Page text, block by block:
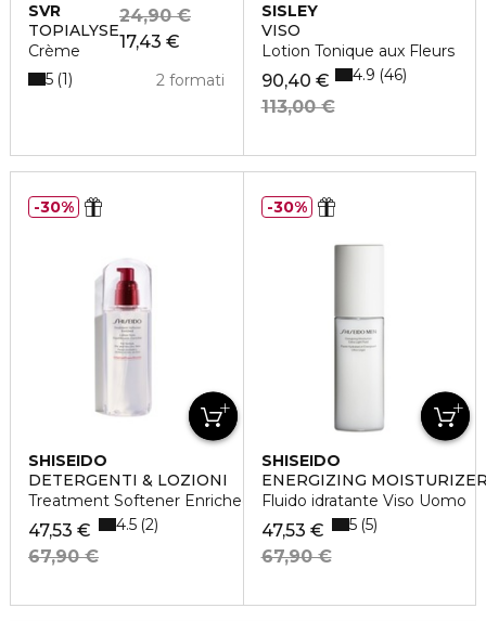
SVR
TOPIALYSE
Crème
17,43 €
24,90 €
2 formati
5 1
SISLEY
VISO
Lotion Tonique aux Fleurs
90,40 €
113,00 €
4.9 46
SHISEIDO
DETERGENTI & LOZIONI
Treatment Softener Enriched
47,53 €
67,90 €
4.5 2
30%
SHISEIDO
ENERGIZING
Fluido idratante Viso Uomo
47,53 €
67,90 €
5 5
30%